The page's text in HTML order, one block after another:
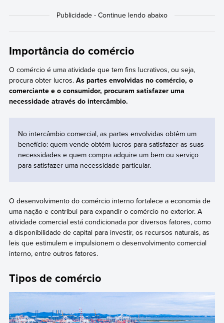
Importância do comércio
O comércio é uma atividade que tem fins lucrativos, ou seja,
procura obter lucros. As partes envolvidas no comércio, o
comerciante e o consumidor, procuram satisfazer uma
necessidade através do intercâmbio.
No intercâmbio comercial, as partes envolvidas obtêm um
benefício: quem vende obtém lucros para satisfazer as suas
necessidades e quem compra adquire um bem ou serviço
para satisfazer uma necessidade particular.
O desenvolvimento do comércio interno fortalece a economia de
uma nação e contribui para expandir o comércio no exterior. A
atividade comercial está condicionada por diversos fatores, como
a disponibilidade de capital para investir, os recursos naturais, as
leis que estimulem e impulsionem o desenvolvimento comercial
interno, entre outros fatores.
Tipos de comércio